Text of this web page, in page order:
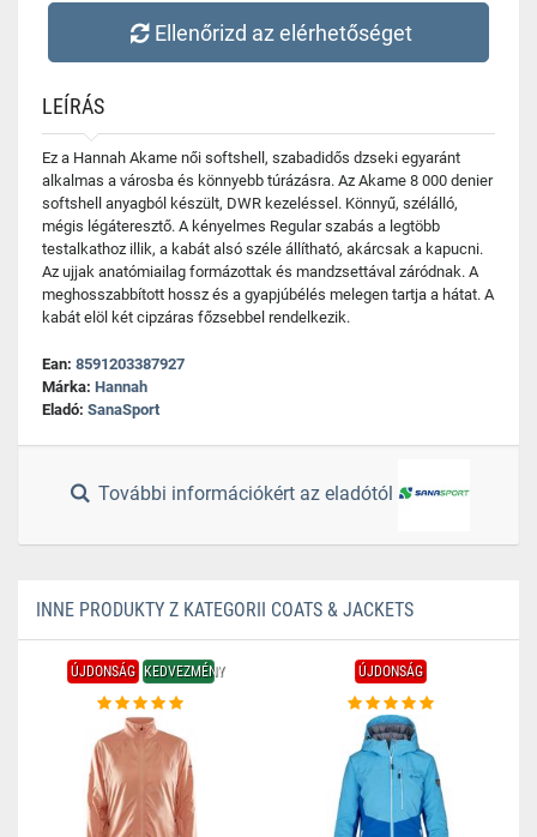
Ellenőrizd az elérhetőséget
LEÍRÁS
Ez a Hannah Akame női softshell, szabadidős dzseki egyaránt
alkalmas a városba és könnyebb túrázásra. Az Akame 8 000 denier
softshell anyagból készült, DWR kezeléssel. Könnyű, szélálló,
mégis légáteresztő. A kényelmes Regular szabás a legtöbb
testalkathoz illik, a kabát alsó széle állítható, akárcsak a kapucni.
Az ujjak anatómiailag formázottak és mandzsettával záródnak. A
meghosszabbított hossz és a gyapjúbélés melegen tartja a hátat. A
kabát elöl két cipzáras főzsebbel rendelkezik.
Ean: 8591203387927
Márka: Hannah
Eladó: SanaSport
További információkért az eladótól
INNE PRODUKTY Z KATEGORII COATS & JACKETS
ÚJDONSÁG KEDVEZMÉNY ÚJDONSÁG